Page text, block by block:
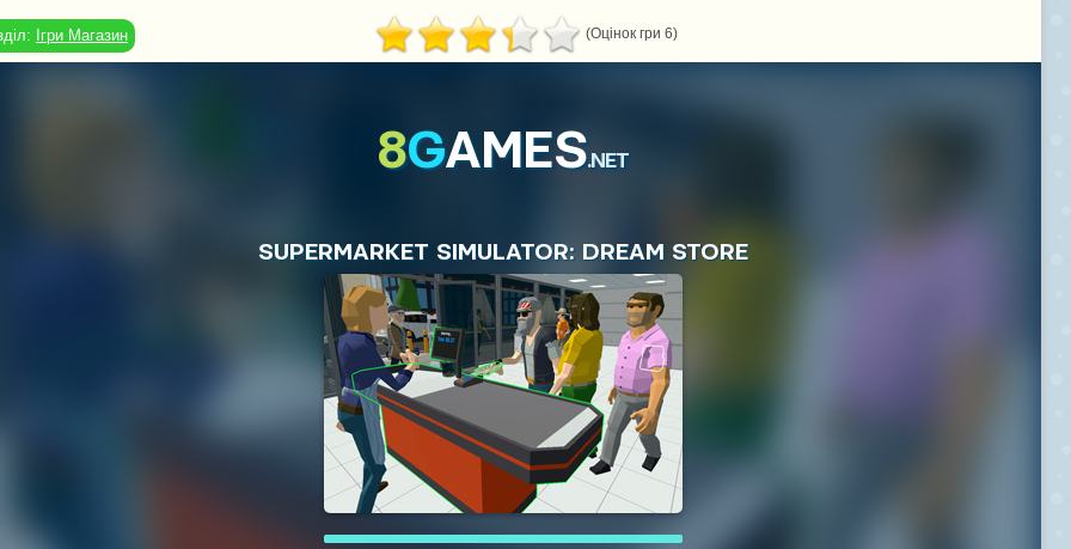
Ігри Магазин (Оцінок гри 6)